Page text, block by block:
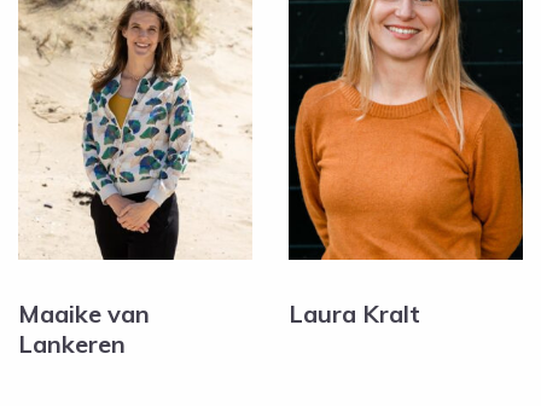
Maaike van
Lankeren
Laura Kralt